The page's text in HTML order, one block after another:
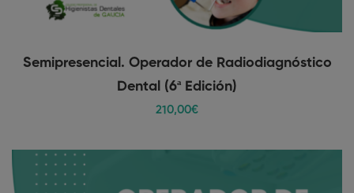
Semipresencial. Operador de Radiodiagnóstico
Dental (6ª Edición)
210,00€